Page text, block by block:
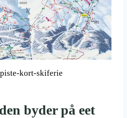
kort-skiferie
byder på eet